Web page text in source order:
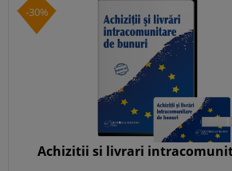
-30%
Achizitii si livrari